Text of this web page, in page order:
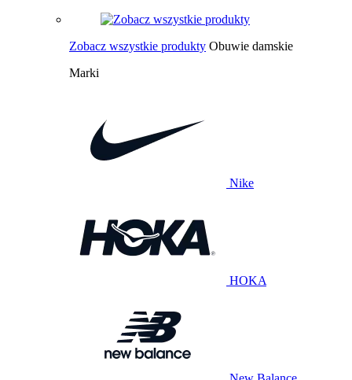
Zobacz wszystkie produkty Obuwie damskie
Marki
Nike
HOKA